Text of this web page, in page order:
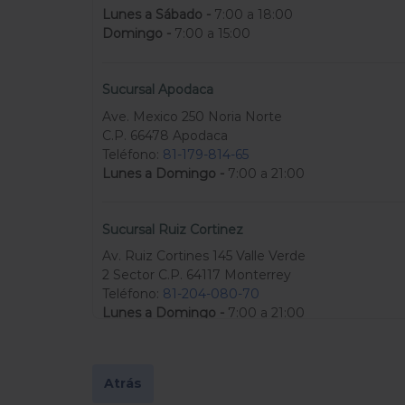
Lunes a Sábado - 7:00 a 18:00
Domingo - 7:00 a 15:00
Sucursal Apodaca
Ave. Mexico 250 Noria Norte
C.P. 66478 Apodaca
Teléfono: 81-179-814-65
Lunes a Domingo - 7:00 a 21:00
Sucursal Ruiz Cortinez
Av. Ruiz Cortines 145 Valle Verde
2 Sector C.P. 64117 Monterrey
Teléfono: 81-204-080-70
Lunes a Domingo - 7:00 a 21:00
Atrás